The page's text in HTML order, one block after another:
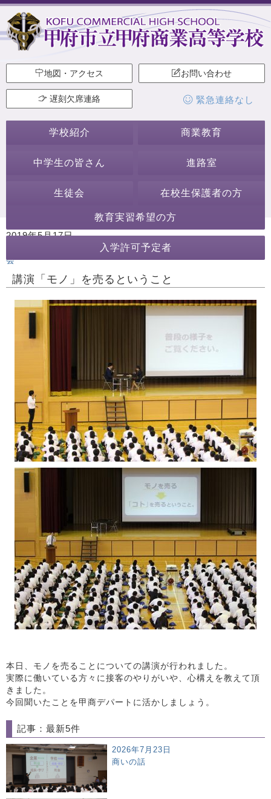
地図・アクセス お問い合わせ
遅刻欠席連絡 緊急連絡なし
学校紹介 商業教育
中学生の皆さん 進路室
生徒会 在校生保護者の方
教育実習希望の方
入学許可予定者
2019年5月17日
行事・活動 講演会・講習会
会
講演「モノ」を売るということ
本日、モノを売ることについての講演が行われました。
実際に働いている方々に接客のやりがいや、心構えを教えて頂
きました。
今回聞いたことを甲商デパートに活かしましょう。
記事：最新5件
2026年7月23日
商いの話